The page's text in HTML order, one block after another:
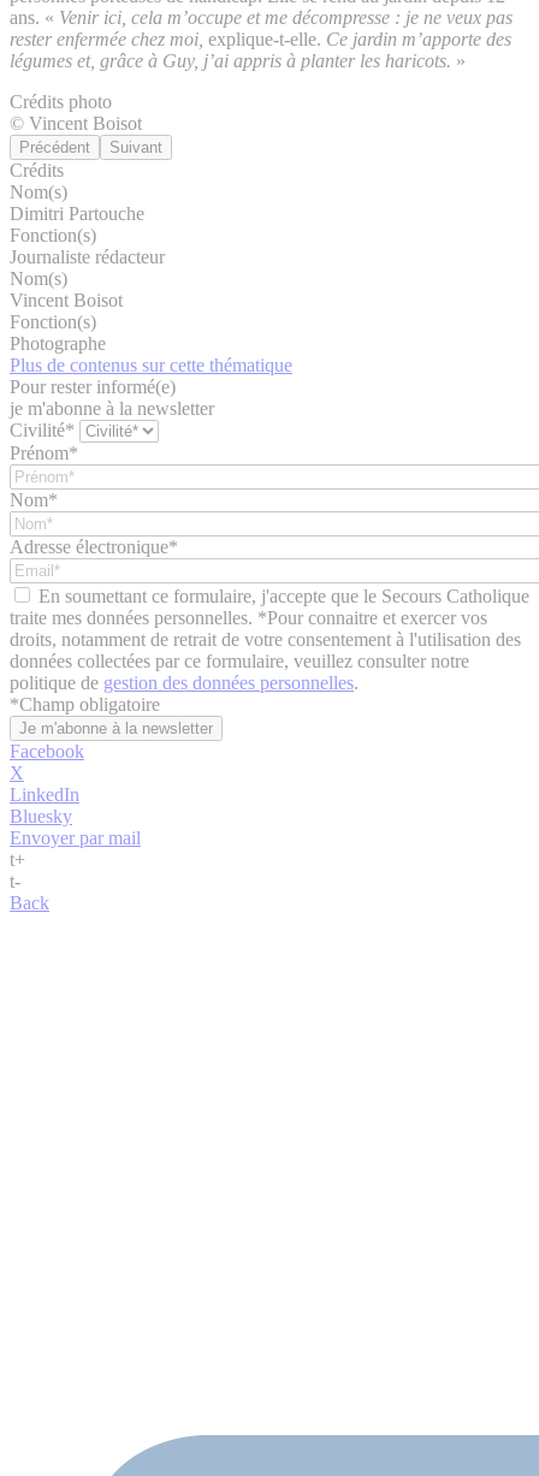
ans. « Venir ici, cela m’occupe et me décompresse : je ne veux pas
rester enfermée chez moi, explique-t-elle. Ce jardin m’apporte des
légumes et, grâce à Guy, j’ai appris à planter les haricots. »
Crédits photo
© Vincent Boisot
Précédent Suivant
Crédits
Nom(s)
Dimitri Partouche
Fonction(s)
Journaliste rédacteur
Nom(s)
Vincent Boisot
Fonction(s)
Photographe
Plus de contenus sur cette thématique
Pour rester informé(e)
je m'abonne à la newsletter
Civilité*
Prénom*
Nom*
Adresse électronique*
En soumettant ce formulaire, j'accepte que le Secours Catholique
traite mes données personnelles. *Pour connaitre et exercer vos
droits, notamment de retrait de votre consentement à l'utilisation des
données collectées par ce formulaire, veuillez consulter notre
politique de gestion des données personnelles.
*Champ obligatoire
Facebook
X
LinkedIn
Bluesky
Envoyer par mail
t+
t-
Back